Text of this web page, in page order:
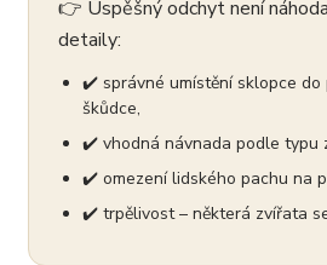
👉 Úspěšný odchyt není
detaily:
✔️ správné umístění sklopce do
škůdce,
✔️ vhodná návnada podle typu
✔️ omezení lidského pachu na
✔️ trpělivost – některá zvířata